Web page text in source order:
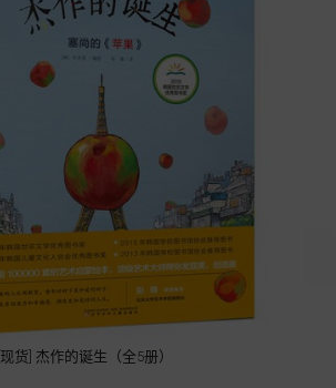
[现货] 杰作的诞生（全5册）